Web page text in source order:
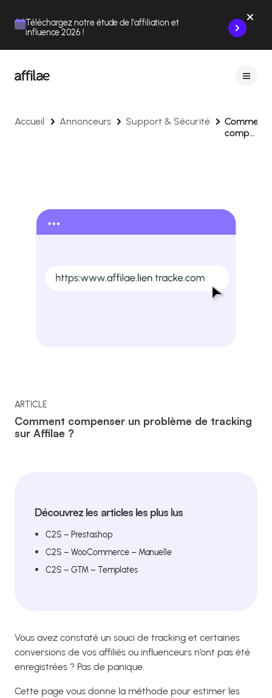
Téléchargez notre étude de l'affiliation et
influence 2026 !
Accueil Annonceurs Support & Sécurité
Comment
?
ARTICLE
Comment compenser un problème de tracking
sur Affilae ?
Découvrez les articles les plus lus
C2S – Prestashop
C2S – WooCommerce – Manuelle
C2S – GTM – Templates
Vous avez constaté un souci de tracking et certaines
conversions de vos affiliés ou influenceurs n’ont pas été
enregistrées ? Pas de panique.
Cette page vous donne la méthode pour estimer les